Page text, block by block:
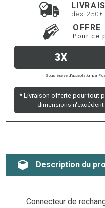
dès 250€
OFFRE
Pour ce
3X
Sous réserve d’acceptation par
* Livraison offerte pour tout
dimensions n'excédent
Description du
Connecteur de